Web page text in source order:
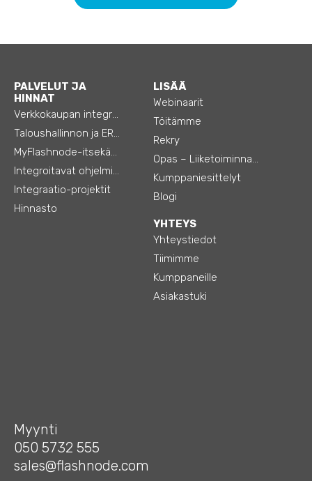
PALVELUT JA
HINNAT
Verkkokaupan integraatiot
Taloushallinnon ja ERP:n integraatiot
MyFlashnode-itsekäyttö-automaatio
Integroitavat ohjelmistot
Integraatio-projektit
Hinnasto
LISÄÄ
Webinaarit
Töitämme
Rekry
Opas – Liiketoiminnan tehostamiseen
Kumppaniesittelyt
Blogi
YHTEYS
Yhteystiedot
Tiimimme
Kumppaneille
Asiakastuki
Myynti
050 5732 555
sales@flashnode.com